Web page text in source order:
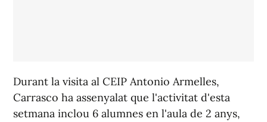
Durant la visita al CEIP Antonio Armelles,
Carrasco ha assenyalat que l'activitat d'esta
setmana inclou 6 alumnes en l'aula de 2 anys,